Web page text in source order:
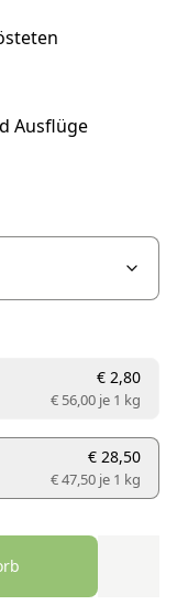
Ausflüge
€ 2,80
€ 56,00 je 1 kg
€ 28,50
€ 47,50 je 1 kg